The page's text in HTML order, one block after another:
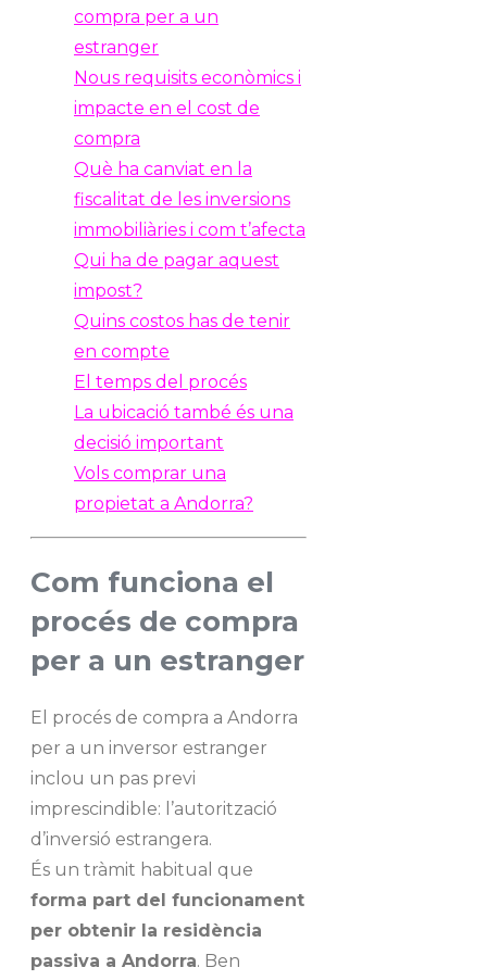
compra per a un
estranger
Nous requisits econòmics i
impacte en el cost de
compra
Què ha canviat en la
fiscalitat de les inversions
immobiliàries i com t’afecta
Qui ha de pagar aquest
impost?
Quins costos has de tenir
en compte
El temps del procés
La ubicació també és una
decisió important
Vols comprar una
propietat a Andorra?
Com funciona el
procés de compra
per a un estranger
El procés de compra a Andorra
per a un inversor estranger
inclou un pas previ
imprescindible: l’autorització
d’inversió estrangera.
És un tràmit habitual que
forma part del funcionament
per obtenir la residència
passiva a Andorra. Ben